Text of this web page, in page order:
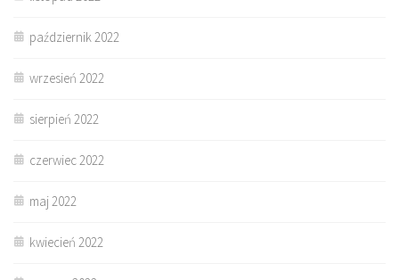
październik 2022
wrzesień 2022
sierpień 2022
czerwiec 2022
maj 2022
kwiecień 2022